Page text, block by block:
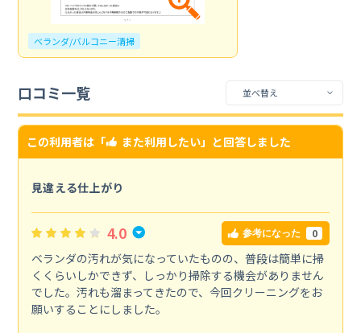
ベランダ/バルコニー清掃
口コミ一覧
この利用者は「 また利用したい」と回答しました
見違える仕上がり
4.0 参考になった 0
ベランダの汚れが気になっていたものの、普段は簡単に掃
くくらいしかできず、しっかり掃除する機会がありません
でした。汚れも溜まってきたので、今回クリーニングをお
願いすることにしました。